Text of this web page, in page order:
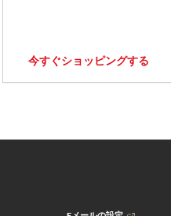
今すぐショッピングする